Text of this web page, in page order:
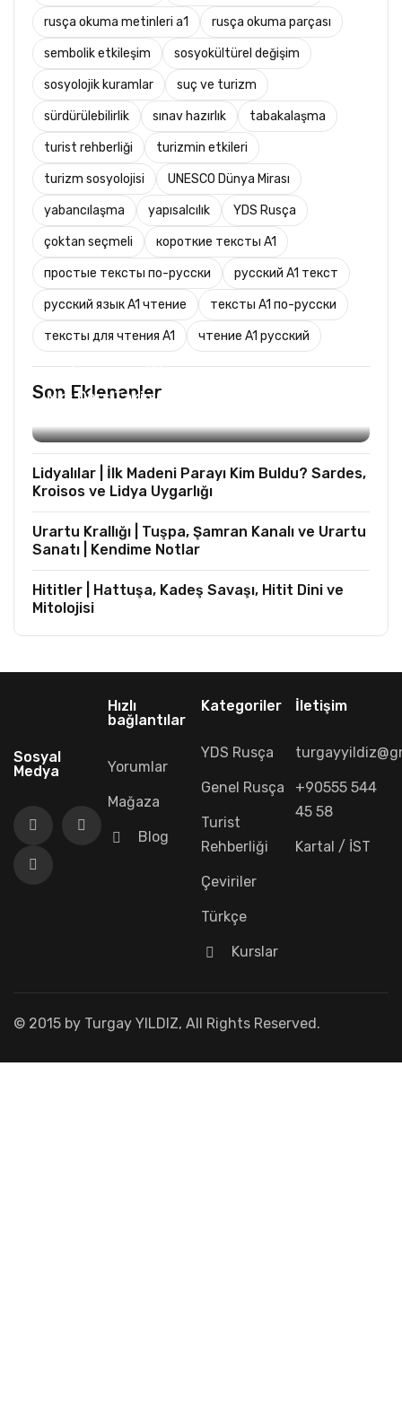
rusça okuma metinleri a1 rusça okuma parçası
sembolik etkileşim sosyokültürel değişim
sosyolojik kuramlar suç ve turizm
sürdürülebilirlik sınav hazırlık tabakalaşma
turist rehberliği turizmin etkileri
turizm sosyolojisi UNESCO Dünya Mirası
yabancılaşma yapısalcılık YDS Rusça
çoktan seçmeli короткие тексты A1
простые тексты по-русски русский A1 текст
русский язык A1 чтение тексты A1 по-русски
тексты для чтения A1 чтение A1 русский
Son Eklenenler
Mks Ders Takip (Turizm ve Mesleki Dersler
Lidyalılar | İlk Madeni Parayı Kim Buldu? Sardes,
Kroisos ve Lidya Uygarlığı
Urartu Krallığı | Tuşpa, Şamran Kanalı ve Urartu
Sanatı | Kendime Notlar
Hititler | Hattuşa, Kadeş Savaşı, Hitit Dini ve
Mitolojisi
Sosyal
Medya
Hızlı
bağlantılar
Yorumlar
Mağaza
Blog
Kategoriler
YDS Rusça
Genel Rusça
Turist
Rehberliği
Çeviriler
Türkçe
Kurslar
İletişim
+90555 544
45 58
Kartal / İST
© 2015 by Turgay YILDIZ, All Rights Reserved.